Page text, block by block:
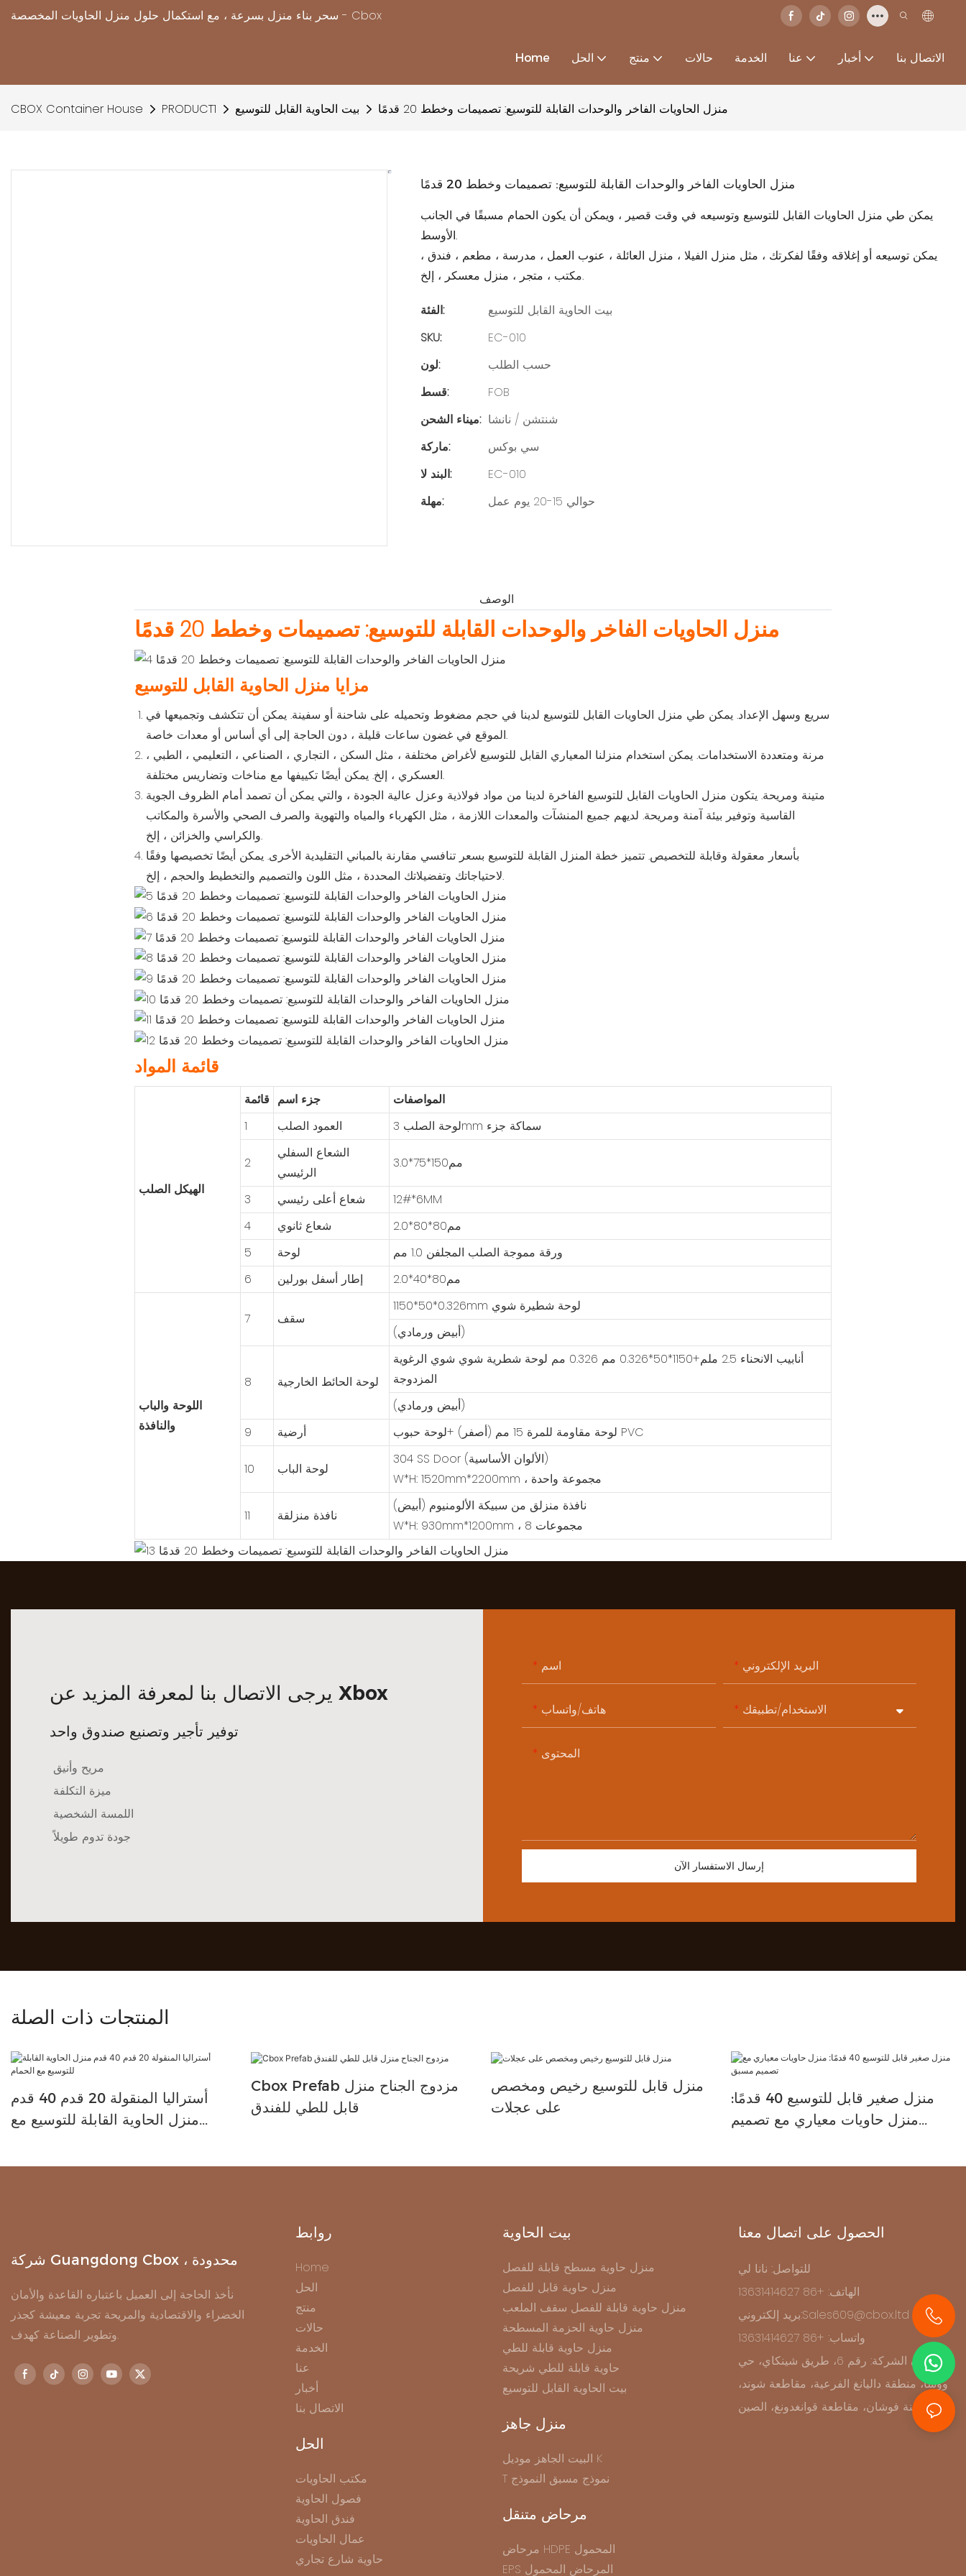
سحر بناء منزل بسرعة ، مع استكمال حلول منزل الحاويات المخصصة - Cbox
Home الحل منتج حالات الخدمة عنا أخبار الاتصال بنا
CBOX Container House PRODUCT1 بيت الحاوية القابل للتوسيع منزل الحاويات الفاخر والوحدات القابلة للتوسيع: تصميمات وخطط 20 قدمًا
منزل الحاويات الفاخر والوحدات القابلة للتوسيع: تصميمات وخطط 20 قدمًا
يمكن طي منزل الحاويات القابل للتوسيع وتوسيعه في وقت قصير ، ويمكن أن يكون الحمام مسبقًا في الجانب
الأوسط.
يمكن توسيعه أو إغلاقه وفقًا لفكرتك ، مثل منزل الفيلا ، منزل العائلة ، عنوب العمل ، مدرسة ، مطعم ، فندق ،
مكتب ، متجر ، منزل معسكر ، إلخ.
الفئة:
بيت الحاوية القابل للتوسيع
SKU:
EC-010
لون:
حسب الطلب
قسط:
FOB
ميناء الشحن: شنتشن / نانشا
ماركة:
سي بوكس
البند لا:
EC-010
مهلة:
حوالي 15-20 يوم عمل
الوصف
منزل الحاويات الفاخر والوحدات القابلة للتوسيع: تصميمات وخطط 20 قدمًا
مزايا منزل الحاوية القابل للتوسيع
سريع وسهل الإعداد. يمكن طي منزل الحاويات القابل للتوسيع لدينا في حجم مضغوط وتحميله على شاحنة أو سفينة. يمكن أن تتكشف وتجميعها في
الموقع في غضون ساعات قليلة ، دون الحاجة إلى أي أساس أو معدات خاصة.
مرنة ومتعددة الاستخدامات. يمكن استخدام منزلنا المعياري القابل للتوسيع لأغراض مختلفة ، مثل السكن ، التجاري ، الصناعي ، التعليمي ، الطبي ،
العسكري ، إلخ. يمكن أيضًا تكييفها مع مناخات وتضاريس مختلفة.
متينة ومريحة. يتكون منزل الحاويات القابل للتوسيع الفاخرة لدينا من مواد فولاذية وعزل عالية الجودة ، والتي يمكن أن تصمد أمام الظروف الجوية
القاسية وتوفير بيئة آمنة ومريحة. لديهم جميع المنشآت والمعدات اللازمة ، مثل الكهرباء والمياه والتهوية والصرف الصحي والأسرة والمكاتب
والكراسي والخزائن ، إلخ.
بأسعار معقولة وقابلة للتخصيص. تتميز خطة المنزل القابلة للتوسيع بسعر تنافسي مقارنة بالمباني التقليدية الأخرى. يمكن أيضًا تخصيصها وفقًا
لاحتياجاتك وتفضيلاتك المحددة ، مثل اللون والتصميم والتخطيط والحجم ، إلخ.
قائمة المواد
الهيكل الصلب
قائمة جزء اسم
المواصفات
1
العمود الصلب لوحة الصلب 3mm سماكة جزء
2
الشعاع السفلي
الرئيسي
مم150*75*3.0
3 شعاع أعلى رئيسي
12#*6MM
4
شعاع ثانوي
مم80*80*2.0
5
لوحة
ورقة مموجة الصلب المجلفن 1.0 مم
6
إطار أسفل بورلين مم80*40*2.0
اللوحة والباب
والنافذة
7 سقف
1150*50*0.326mm لوحة شطيرة شوي
(أبيض ورمادي)
8 لوحة الحائط الخارجية
أنابيب الانحناء 2.5 ملم+1150*50*0.326 مم 0.326 مم لوحة شطرية شوي شوي الرغوية
المزدوجة
(أبيض ورمادي)
9
أرضية لوحة مقاومة للمرة 15 مم (أصفر) +لوحة حبوب PVC
10 لوحة الباب
304 SS Door (الألوان الأساسية)
W*H: 1520mm*2200mm ، مجموعة واحدة
11 نافذة منزلقة
نافذة منزلق من سبيكة الألومنيوم (أبيض)
W*H: 930mm*1200mm ، 8 مجموعات
يرجى الاتصال بنا لمعرفة المزيد عن Xbox
توفير تأجير وتصنيع صندوق واحد
مريح وأنيق
ميزة التكلفة
اللمسة الشخصية
جودة تدوم طويلاً
اسم البريد الإلكتروني
هاتف/واتساب الاستخدام/تطبيقك
المحتوى
إرسال الاستفسار الآن
المنتجات ذات الصلة
أستراليا المنقولة 20 قدم 40 قدم
منزل الحاوية القابلة للتوسيع مع
Cbox Prefab مزدوج الجناح منزل
قابل للطي للفندق
منزل قابل للتوسيع رخيص ومخصص
على عجلات
منزل صغير قابل للتوسيع 40 قدمًا:
منزل حاويات معياري مع تصميم
شركة Guangdong Cbox ، محدودة
نأخذ الحاجة إلى العميل باعتباره القاعدة والأمان
الخضراء والاقتصادية والمريحة تجربة معيشة كجذر
وتطوير الصناعة كهدف.
روابط
Home
الحل
منتج
حالات
الخدمة
عنا
أخبار
الاتصال بنا
الحل
مكتب الحاويات
فصول الحاوية
فندق الحاوية
عمال الحاويات
حاوية شارع تجاري
بيت الحاوية
منزل حاوية مسطح قابلة للفصل
منزل حاوية قابل للفصل
منزل حاوية قابلة للفصل سقف الملعب
منزل حاوية الحزمة المسطحة
منزل حاوية قابلة للطي
حاوية قابلة للطي شريحة
بيت الحاوية القابل للتوسيع
منزل جاهز
البيت الجاهز موديل K
T نموذج مسبق النموذج
مرحاض متنقل
مرحاض HDPE المحمول
EPS المرحاض المحمول
الحصول على اتصال معنا
للتواصل: نانا لي
الهاتف: +86 13631414627
بريد إلكتروني:Sales609@cbox.ltd
واتساب: +86 13631414627
عنوان الشركة: رقم 6، طريق شينكاي، حي
ووشا، منطقة داليانغ الفرعية، مقاطعة شوند،
مدينة فوشان، مقاطعة قوانغدونغ، الصين